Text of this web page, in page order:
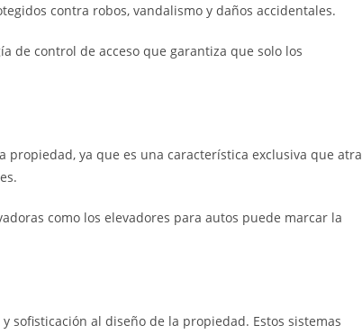
contra robos, vandalismo y daños accidentales.
de control de acceso que garantiza que solo los
ya que es una característica exclusiva que
como los elevadores para autos puede marcar la
sofisticación al diseño de la propiedad. Estos sistemas